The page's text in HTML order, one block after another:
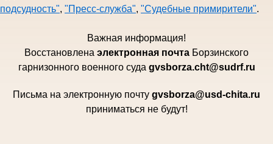
подсудность", "Пресс-служба", "Судебные примирители".
Важная информация!
Восстановлена электронная почта Борзинского
гарнизонного военного суда gvsborza.cht@sudrf.ru
Письма на электронную почту gvsborza@usd-chita.ru
приниматься не будут!